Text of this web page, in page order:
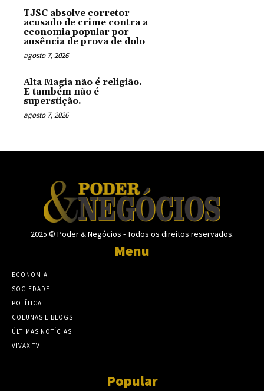
TJSC absolve corretor
acusado de crime contra a
economia popular por
ausência de prova de dolo
agosto 7, 2026
Alta Magia não é religião.
E também não é
superstição.
agosto 7, 2026
2025 © Poder & Negócios - Todos os direitos reservados.
Menu
ECONOMIA
SOCIEDADE
POLÍTICA
COLUNAS E BLOGS
ÚLTIMAS NOTÍCIAS
VIVAX TV
Popular